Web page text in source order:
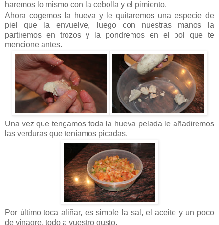
haremos lo mismo con la cebolla y el pimiento.
Ahora cogemos la hueva y le quitaremos una especie de
piel que la envuelve, luego con nuestras manos la
partiremos en trozos y la pondremos en el bol que te
mencione antes.
Una vez que tengamos toda la hueva pelada le añadiremos
las verduras que teníamos picadas.
Por último toca aliñar, es simple la sal, el aceite y un poco
de vinagre, todo a vuestro gusto.